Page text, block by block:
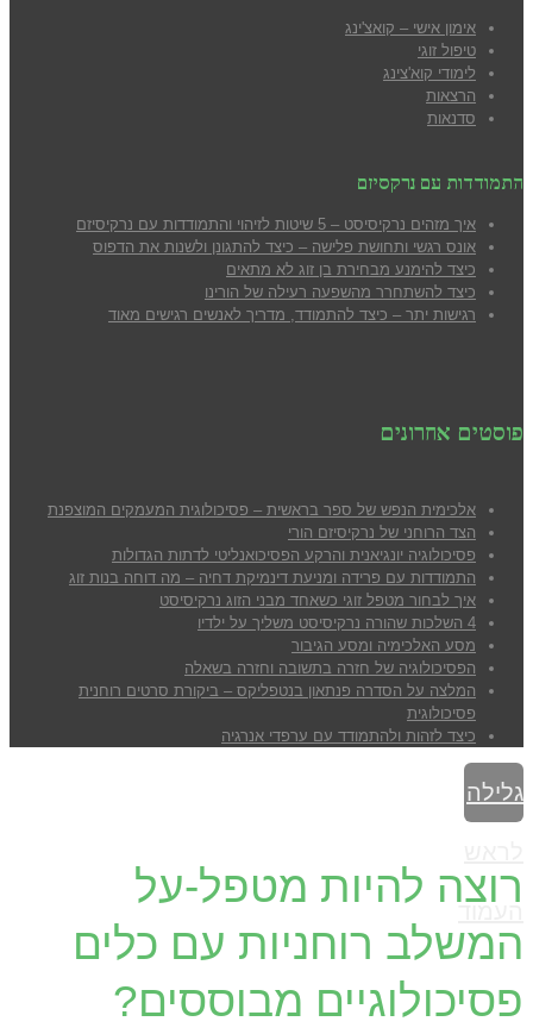
אימון אישי – קואצ'ינג
טיפול זוגי
לימודי קוא'צינג
הרצאות
סדנאות
התמודדות עם נרקסיזם
איך מזהים נרקיסיסט – 5 שיטות לזיהוי והתמודדות עם נרקיסיזם
אונס רגשי ותחושת פלישה – כיצד להתגונן ולשנות את הדפוס
כיצד להימנע מבחירת בן זוג לא מתאים
כיצד להשתחרר מהשפעה רעילה של הורינו
רגישות יתר – כיצד להתמודד, מדריך לאנשים רגישים מאוד
פוסטים אחרונים
אלכימית הנפש של ספר בראשית – פסיכולוגית המעמקים המוצפנת
הצד הרוחני של נרקיסיזם הורי
פסיכולוגיה יונגיאנית והרקע הפסיכואנליטי לדתות הגדולות
התמודדות עם פרידה ומניעת דינמיקת דחיה – מה דוחה בנות זוג
איך לבחור מטפל זוגי כשאחד מבני הזוג נרקיסיסט
4 השלכות שהורה נרקיסיסט משליך על ילדיו
מסע האלכימיה ומסע הגיבור
הפסיכולוגיה של חזרה בתשובה וחזרה בשאלה
המלצה על הסדרה פנתאון בנטפליקס – ביקורת סרטים רוחנית
פסיכולוגית
כיצד לזהות ולהתמודד עם ערפדי אנרגיה
גלילה
רוצה להיות מטפל-על
המשלב רוחניות עם כלים
פסיכולוגיים מבוססים?